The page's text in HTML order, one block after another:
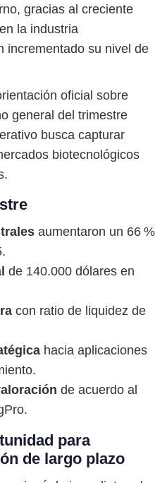
gracias al creciente
la industria
incrementado su nivel de
oficial sobre
general del trimestre
busca capturar
biotecnológicos
aumentaron un 66 %
de 140.000 dólares en
con ratio de liquidez de
hacia aplicaciones
de acuerdo al
para
de largo plazo